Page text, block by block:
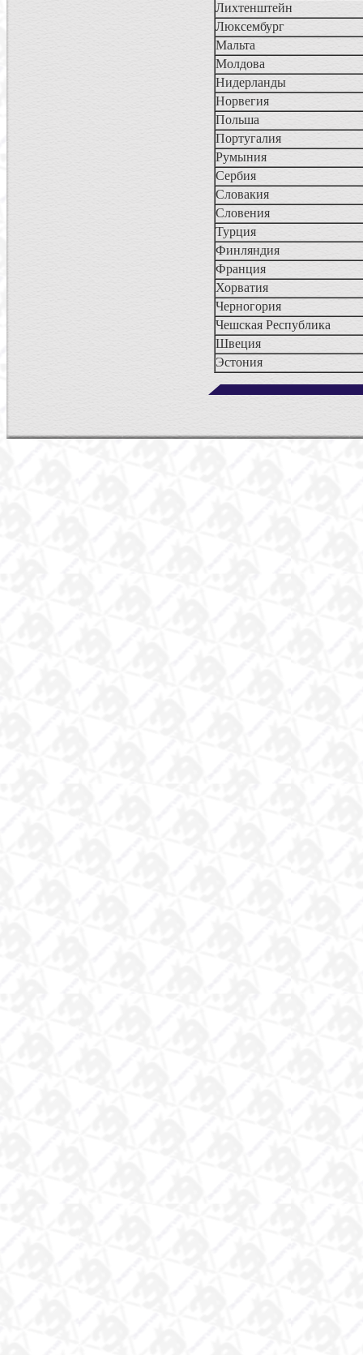
Лихтенштейн
Люксембург
Мальта
Молдова
Нидерланды
Норвегия
Польша
Португалия
Румыния
Сербия
Словакия
Словения
Турция
Финляндия
Франция
Хорватия
Черногория
Чешская Республика
Швеция
Эстония